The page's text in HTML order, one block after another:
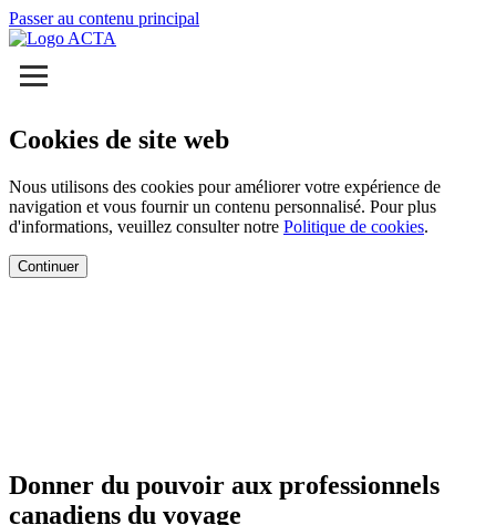
Passer au contenu principal
Cookies de site web
Nous utilisons des cookies pour améliorer votre expérience de
navigation et vous fournir un contenu personnalisé. Pour plus
d'informations, veuillez consulter notre Politique de cookies.
Continuer
Donner du pouvoir aux professionnels
canadiens du voyage